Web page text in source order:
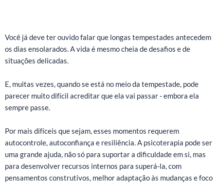
Você já deve ter ouvido falar que longas tempestades antecedem
os dias ensolarados. A vida é mesmo cheia de desafios e de
situações delicadas.
E, muitas vezes, quando se está no meio da tempestade, pode
parecer muito difícil acreditar que ela vai passar - embora ela
sempre passe.
Por mais difíceis que sejam, esses momentos requerem
autocontrole, autoconfiança e resiliência. A psicoterapia pode ser
uma grande ajuda, não só para suportar a dificuldade em si, mas
para desenvolver recursos internos para superá-la, com
pensamentos construtivos, melhor adaptação às mudanças e foco